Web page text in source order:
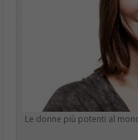
Le donne più potenti al